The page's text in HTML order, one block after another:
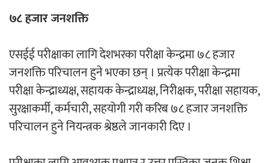
७८ हजार जनशक्ति
एसईई परीक्षाका लागि देशभरका परीक्षा केन्द्रमा ७८ हजार
जनशक्ति परिचालन हुने भएका छन् । प्रत्येक परीक्षा केन्द्रमा
परीक्षा केन्द्राध्यक्ष, सहायक केन्द्राध्यक्ष, निरीक्षक, परीक्षा सहायक,
सुरक्षाकर्मी, कर्मचारी, सहयोगी गरी करिब ७८ हजार जनशक्ति
परिचालन हुने नियन्त्रक श्रेष्ठले जानकारी दिए ।